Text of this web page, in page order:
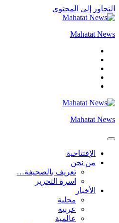
التجاوز إلى المحتوى
Mahatat News
Mahatat News
الإفتتاحية
من نحن
تعريف بالصحيفة…
اسرة التحرير
الأخبار
محلية
عربية
عالمية